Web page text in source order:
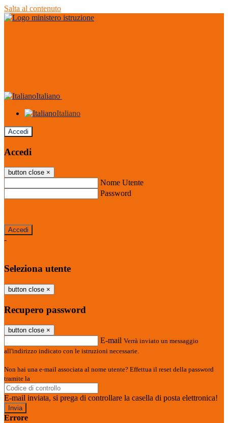
Salta al contenuto
Italiano
Italiano
Accedi
Accedi
button close ×
Nome Utente
Password
-
Seleziona utente
button close ×
Recupero password
button close ×
E-mail Verrà inviato un messaggio
all'indirizzo indicato con le istruzioni necessarie.
Non hai una e-mail associata al nome utente? Effettua il reset della password
tramite la
E-mail inviata, si prega di controllare la casella di posta elettronica!
Errore